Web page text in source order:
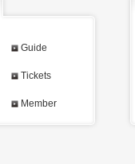
Guide
Tickets
Member